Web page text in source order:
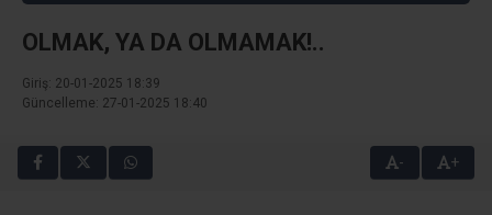
OLMAK, YA DA OLMAMAK!..
Giriş: 20-01-2025 18:39
Güncelleme: 27-01-2025 18:40
- +